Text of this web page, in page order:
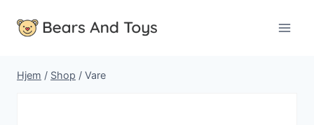
Hjem / Shop / Vare